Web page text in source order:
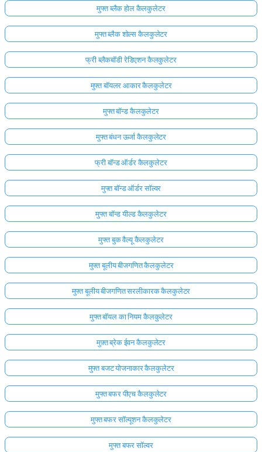
अभी
कोई
प्रश्न
नहीं
अपना
प्रश्न
मुफ्त ब्लैक होल कैलकुलेटर
मुफ्त ब्लैक शोल्स कैलकुलेटर
फ्री ब्लैकबॉडी रेडिएशन कैलकुलेटर
मुफ्त बॉयलर आकार कैलकुलेटर
मुफ्त बॉन्ड कैलकुलेटर
मुफ्त बंधन ऊर्जा कैलकुलेटर
फ्री बॉन्ड ऑर्डर कैलकुलेटर
मुफ्त बॉन्ड ऑर्डर सॉल्वर
मुफ्त बॉन्ड यील्ड कैलकुलेटर
मुफ्त बुक वैल्यू कैलकुलेटर
मुफ्त बूलीय बीजगणित कैलकुलेटर
मुफ्त बूलीय बीजगणित सरलीकारक कैलकुलेटर
मुफ्त बॉयल का नियम कैलकुलेटर
मुफ़्त ब्रेक ईवन कैलकुलेटर
मुफ्त बजट योजनाकार कैलकुलेटर
मुफ्त बफर पीएच कैलकुलेटर
मुफ्त बफर सॉल्यूशन कैलकुलेटर
मुफ्त बफर सॉल्वर